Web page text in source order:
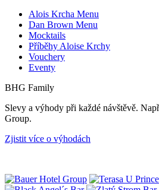
Alois Krcha Menu
Dan Brown Menu
Mocktails
Příběhy Aloise Krchy
Vouchery
Eventy
BHG Family
Slevy a výhody při každé návštěvě.
Group.
Zjistit více o výhodách